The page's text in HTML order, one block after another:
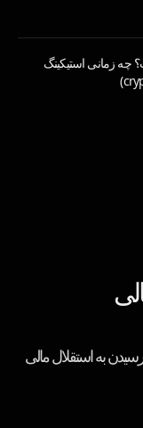
چه زمانی استیکینگ
به استقلال مالی